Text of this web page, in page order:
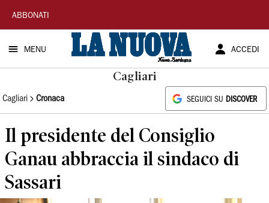
La
Nuova
Sardegna
ABBONATI
MENU ACCEDI
Cagliari
Cagliari Cronaca SEGUICI SU DISCOVER
Il presidente del Consiglio
Ganau abbraccia il sindaco di
Sassari